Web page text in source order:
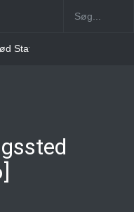
Station